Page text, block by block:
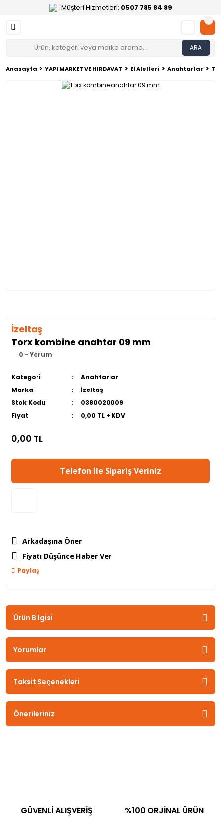
Müşteri Hizmetleri: 0507 785 84 89
ARA
Anasayfa YAPI MARKET VE HIRDAVAT El Aletleri Anahtarlar
İzeltaş
Torx kombine anahtar 09 mm
0 - Yorum
Kategori
Anahtarlar
Marka
İzeltaş
Stok Kodu
0380020009
Fiyat
0,00 TL + KDV
0,00 TL
Telefon İle Sipariş Veriniz
Arkadaşına Öner
Fiyatı Düşünce Haber Ver
Paylaş
Ürün Bilgisi
Yorumlar
Taksit Seçenekleri
Önerileriniz
GÜVENLİ ALIŞVERİŞ %100 ORJİNAL ÜRÜN